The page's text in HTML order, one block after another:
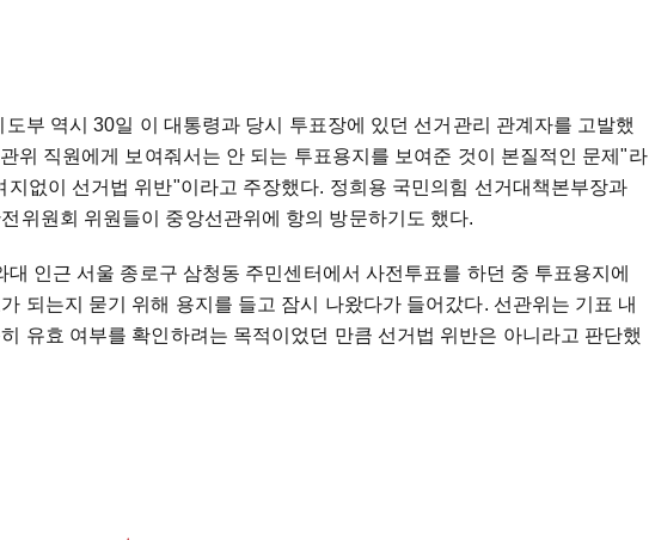
부 역시 30일 이 대통령과 당시 투표장에 있던 선거관리 관계자를 고발했
위 직원에게 보여줘서는 안 되는 투표용지를 보여준 것이 본질적인 문제"라
지없이 선거법 위반"이라고 주장했다. 정희용 국민의힘 선거대책본부장과
위원회 위원들이 중앙선관위에 항의 방문하기도 했다.
인근 서울 종로구 삼청동 주민센터에서 사전투표를 하던 중 투표용지에
되는지 묻기 위해 용지를 들고 잠시 나왔다가 들어갔다. 선관위는 기표 내
유효 여부를 확인하려는 목적이었던 만큼 선거법 위반은 아니라고 판단했